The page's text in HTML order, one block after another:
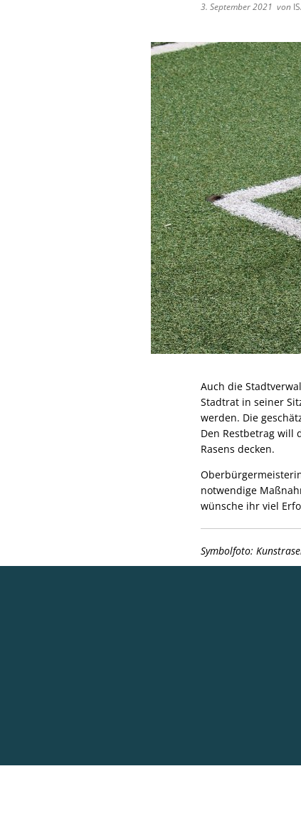
3. September 2021 von
Auch die
Stadtrat in seiner
werden. Die
Den Restbetrag will
Rasens decken.
notwendige
wünsche ihr viel
Symbolfoto: